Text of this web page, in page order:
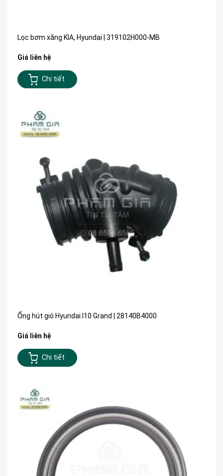
Lọc bơm xăng KIA, Hyundai | 319102H000-MB
Giá liên hệ
Chi tiết
Ống hút gió Hyundai I10 Grand | 28140B4000
Giá liên hệ
Chi tiết